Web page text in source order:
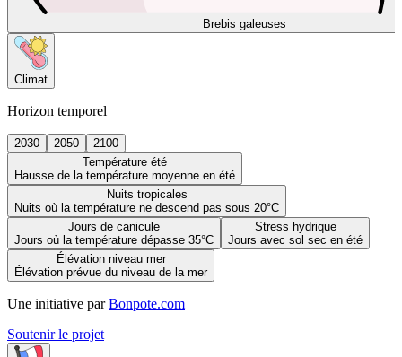
Brebis galeuses
Climat
Horizon temporel
2030 2050
2100
Température été
Hausse de la température moyenne en été
Nuits tropicales
Nuits où la température ne descend pas sous 20°C
Jours de canicule
Jours où la température dépasse 35°C
Stress hydrique
Jours avec sol sec en été
Élévation niveau mer
Élévation prévue du niveau de la mer
Une initiative par Bonpote.com
Soutenir le projet